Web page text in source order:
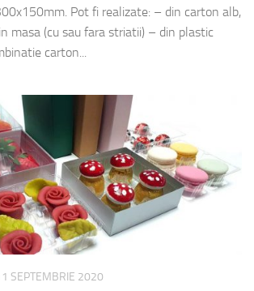
Pot fi realizate: – din carton alb,
masa (cu sau fara striatii) – din plastic
carton...
SEPTEMBRIE 2020